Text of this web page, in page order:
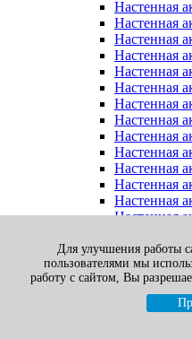
Настенная
Настенная
Настенная
Настенная
Настенная
Настенная
Настенная
Настенная
Настенная
Настенная
Настенная
Настенная
Настенная
Настенная
Настенная
Настенная
Настенная
Настенная
Настенная
Для улучшения работы
пользователями мы
работу с сайтом, Вы